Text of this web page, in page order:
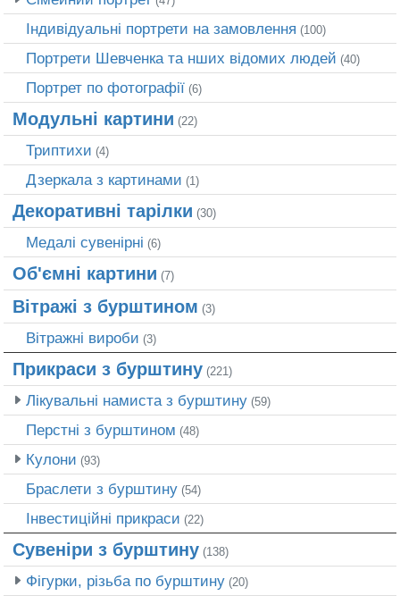
Індивідуальні портрети на замовлення (100)
Портрети Шевченка та нших відомих людей (40)
Портрет по фотографії (6)
Модульні картини (22)
Триптихи (4)
Дзеркала з картинами (1)
Декоративні тарілки (30)
Медалі сувенірні (6)
Об'ємні картини (7)
Вітражі з бурштином (3)
Вітражні вироби (3)
Прикраси з бурштину (221)
Лікувальні намиста з бурштину (59)
Перстні з бурштином (48)
Кулони (93)
Браслети з бурштину (54)
Інвестиційні прикраси (22)
Сувеніри з бурштину (138)
Фігурки, різьба по бурштину (20)